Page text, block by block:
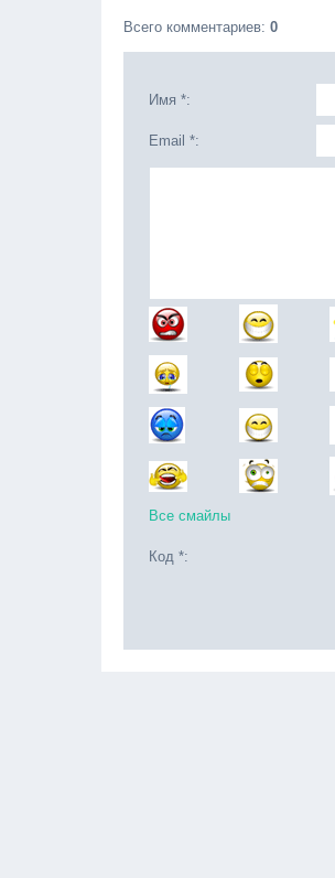
Всего комментариев: 0
Имя *:
Email *:
Все смайлы
Код *: